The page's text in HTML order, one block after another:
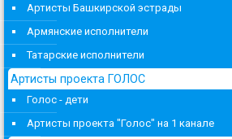
Артисты Башкирской эстрады
Армянские исполнители
Татарские исполнители
Артисты проекта ГОЛОС
Голос - дети
Артисты проекта "Голос" на 1 канале